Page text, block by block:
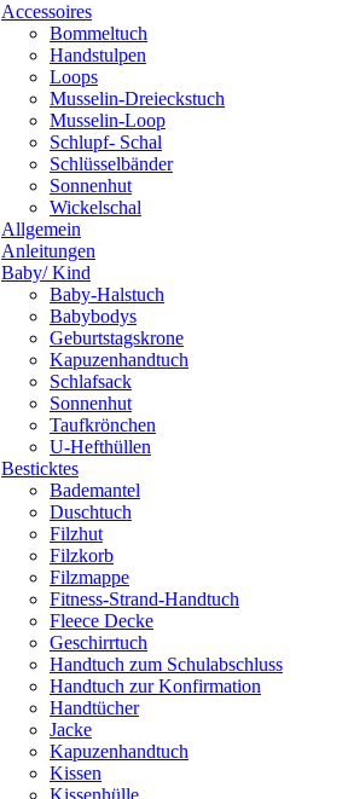
Accessoires
Bommeltuch
Handstulpen
Loops
Musselin-Dreieckstuch
Musselin-Loop
Schlupf- Schal
Schlüsselbänder
Sonnenhut
Wickelschal
Allgemein
Anleitungen
Baby/ Kind
Baby-Halstuch
Babybodys
Geburtstagskrone
Kapuzenhandtuch
Schlafsack
Sonnenhut
Taufkrönchen
U-Hefthüllen
Besticktes
Bademantel
Duschtuch
Filzhut
Filzkorb
Filzmappe
Fitness-Strand-Handtuch
Fleece Decke
Geschirrtuch
Handtuch zum Schulabschluss
Handtuch zur Konfirmation
Handtücher
Jacke
Kapuzenhandtuch
Kissen